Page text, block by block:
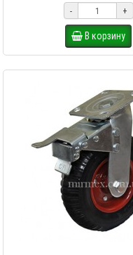
- +
В корзину